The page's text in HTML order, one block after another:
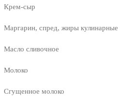
Крем-сыр
Маргарин, спред, жиры кулинарные
Масло сливочное
Молоко
Сгущенное молоко